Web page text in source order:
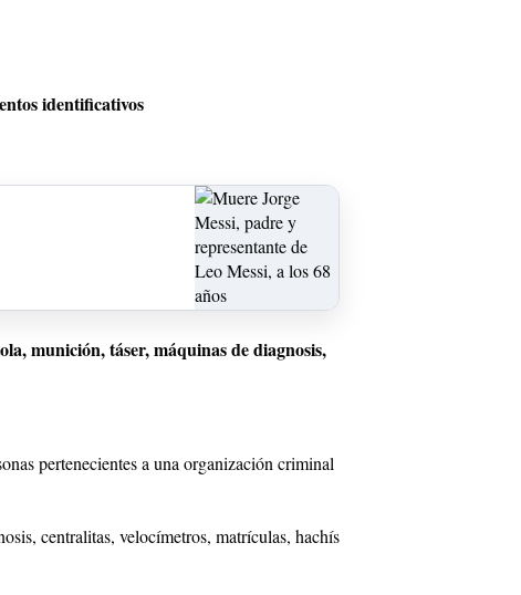
identificativos
munición, táser, máquinas de diagnosis,
pertenecientes a una organización criminal
centralitas, velocímetros, matrículas, hachís